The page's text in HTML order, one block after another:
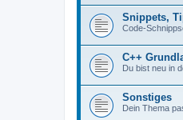
Snippets,
Code-
C++
Du bist neu in
Sonstiges
Dein Thema